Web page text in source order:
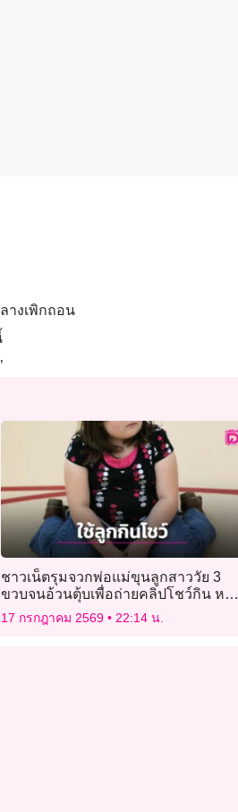
างเพิกถอน
ชาวเน็ตรุมจวกพ่อแม่ขุนลูกสาววัย 3
ขวบจนอ้วนตุ้บเพื่อถ่ายคลิปโชว์กิน หวัง
ยอดวิวโซเชียล
17 กรกฎาคม 2569 22:14 น.